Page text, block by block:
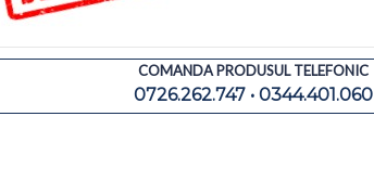
COMANDA PRODUSUL TELEFONIC
0726.262.747 • 0344.401.060